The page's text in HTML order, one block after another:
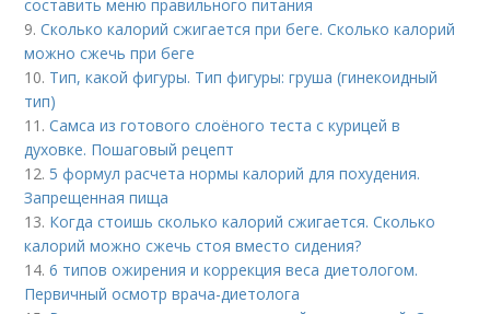
составить меню правильного питания
9.Сколько калорий сжигается при беге. Сколько калорий
можно сжечь при беге
10. Тип, какой фигуры. Тип фигуры: груша (гинекоидный
тип)
11.Самса из готового слоёного теста с курицей в
духовке. Пошаговый рецепт
12. 5 формул расчета нормы калорий для похудения.
Запрещенная пища
13. Когда стоишь сколько калорий сжигается. Сколько
калорий можно сжечь стоя вместо сидения?
14.6 типов ожирения и коррекция веса диетологом.
Первичный осмотр врача-диетолога